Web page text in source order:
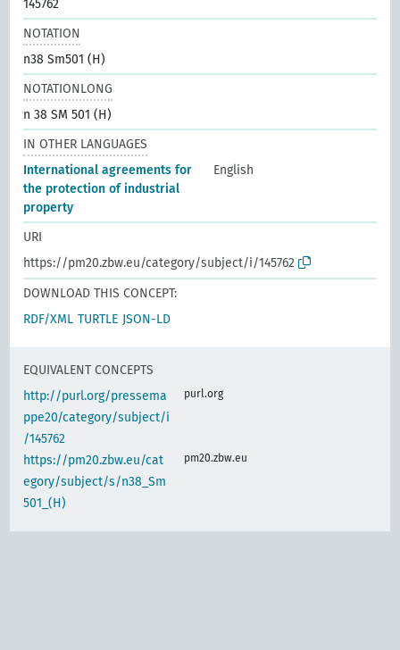
145762
NOTATION
n38 Sm501 (H)
NOTATIONLONG
n 38 SM 501 (H)
IN OTHER LANGUAGES
International agreements for
the protection of industrial
property
English
URI
https://pm20.zbw.eu/category/subject/i/145762
DOWNLOAD THIS CONCEPT:
RDF/XML TURTLE JSON-LD
EQUIVALENT CONCEPTS
http://purl.org/pressema
ppe20/category/subject/i
/145762
purl.org
https://pm20.zbw.eu/cat
egory/subject/s/n38_Sm
501_(H)
pm20.zbw.eu